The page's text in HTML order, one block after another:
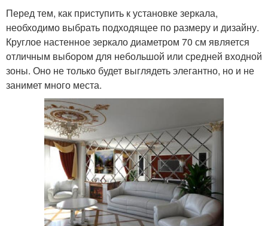
Перед тем, как приступить к установке зеркала,
необходимо выбрать подходящее по размеру и дизайну.
Круглое настенное зеркало диаметром 70 см является
отличным выбором для небольшой или средней входной
зоны. Оно не только будет выглядеть элегантно, но и не
занимет много места.